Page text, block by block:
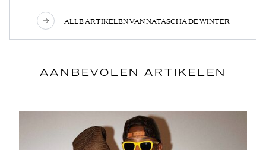
ALLE ARTIKELEN VAN NATASCHA DE WINTER
AANBEVOLEN ARTIKELEN